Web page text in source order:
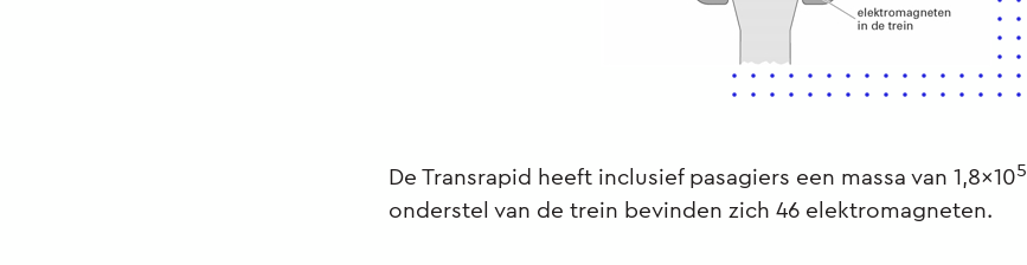
De Transrapid heeft inclusief pasagiers een massa van 1,8x105
onderstel van de trein bevinden zich 46 elektromagneten.